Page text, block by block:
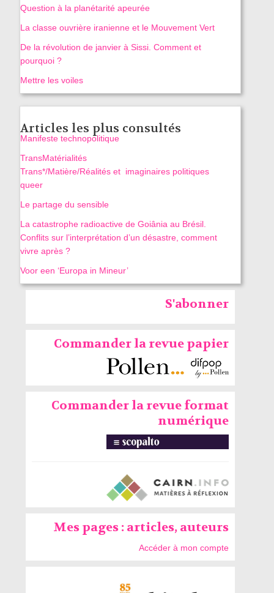
Question à la planétarité apeurée
La classe ouvrière iranienne et le Mouvement Vert
De la révolution de janvier à Sissi. Comment et
pourquoi ?
Mettre les voiles
Articles les plus consultés
Manifeste technopolitique
TransMatérialités
Trans*/Matière/Réalités et imaginaires politiques
queer
Le partage du sensible
La catastrophe radioactive de Goiânia au Brésil.
Conflits sur l’interprétation d’un désastre, comment
vivre après ?
Voor een ‘Europa in Mineur’
S'abonner
Commander la revue papier
Commander la revue format
numérique
Mes pages : articles, auteurs
Accéder à mon compte